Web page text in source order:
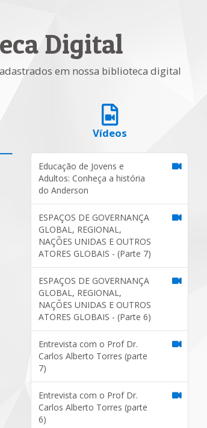
Digital
em nossa biblioteca digital
Vídeos
Educação de Jovens e
Adultos: Conheça a história
do Anderson
ESPAÇOS DE GOVERNANÇA
GLOBAL, REGIONAL,
NAÇÕES UNIDAS E OUTROS
ATORES GLOBAIS - (Parte 7)
ESPAÇOS DE GOVERNANÇA
GLOBAL, REGIONAL,
NAÇÕES UNIDAS E OUTROS
ATORES GLOBAIS - (Parte 6)
Entrevista com o Prof Dr.
Carlos Alberto Torres (parte
7)
Entrevista com o Prof Dr.
Carlos Alberto Torres (parte
6)